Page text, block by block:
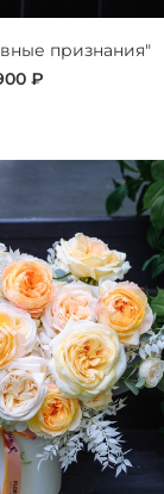
признания"
₽